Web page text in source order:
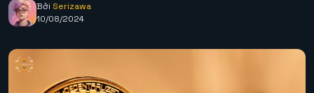
Bởi Serizawa
10/08/2024